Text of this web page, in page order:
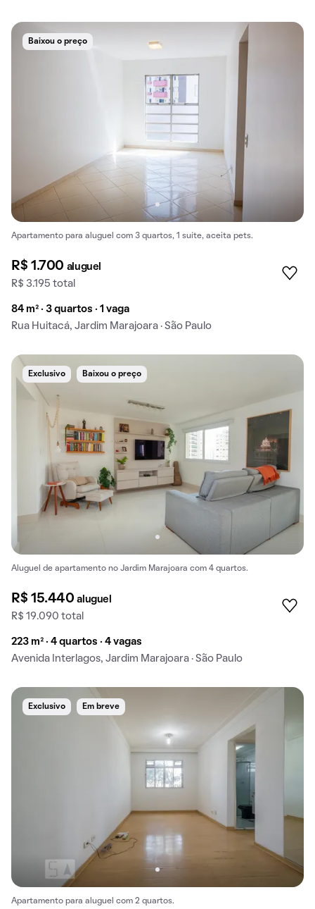
Baixou o preço
Apartamento para aluguel com 3 quartos, 1 suíte, aceita pets.
R$ 1.700 aluguel
R$ 3.195 total
84 m² · 3 quartos · 1 vaga
Rua Huitacá, Jardim Marajoara · São Paulo
Exclusivo Baixou o preço
Aluguel de apartamento no Jardim Marajoara com 4 quartos.
R$ 15.440aluguel
R$ 19.090 total
223 m² · 4 quartos · 4 vagas
Avenida Interlagos, Jardim Marajoara · São Paulo
Exclusivo Em breve
Apartamento para aluguel com 2 quartos.